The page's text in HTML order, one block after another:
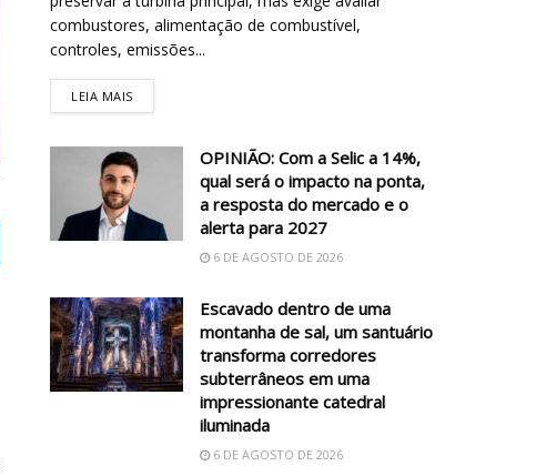
combustores, alimentação de combustível,
controles, emissões...
LEIA MAIS
OPINIÃO: Com a Selic a 14%,
qual será o impacto na ponta,
a resposta do mercado e o
alerta para 2027
6 DE AGOSTO DE 2026
Escavado dentro de uma
montanha de sal, um santuário
transforma corredores
subterrâneos em uma
impressionante catedral
iluminada
6 DE AGOSTO DE 2026